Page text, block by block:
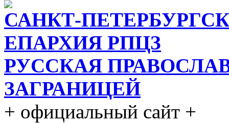
САНКТ-
ЕПАРХИЯ РПЦЗ
РУССКАЯ
ЗАГРАНИЦЕЙ
+ официальный сайт +